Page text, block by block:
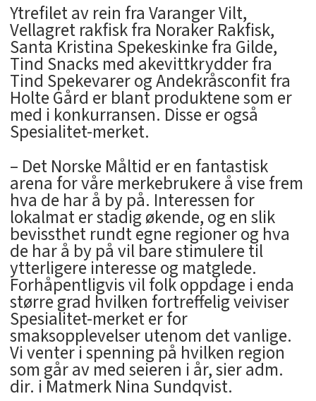
Ytrefilet av rein fra Varanger Vilt,
Vellagret rakfisk fra Noraker Rakfisk,
Santa Kristina Spekeskinke fra Gilde,
Tind Snacks med akevittkrydder fra
Tind Spekevarer og Andekråsconfit fra
Holte Gård er blant produktene som er
med i konkurransen. Disse er også
Spesialitet-merket.
– Det Norske Måltid er en fantastisk
arena for våre merkebrukere å vise frem
hva de har å by på. Interessen for
lokalmat er stadig økende, og en slik
bevissthet rundt egne regioner og hva
de har å by på vil bare stimulere til
ytterligere interesse og matglede.
Forhåpentligvis vil folk oppdage i enda
større grad hvilken fortreffelig veiviser
Spesialitet-merket er for
smaksopplevelser utenom det vanlige.
Vi venter i spenning på hvilken region
som går av med seieren i år, sier adm.
dir. i Matmerk Nina Sundqvist.